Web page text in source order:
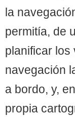
la
permitía, de
planificar los
navegación
a bordo, y,
propia